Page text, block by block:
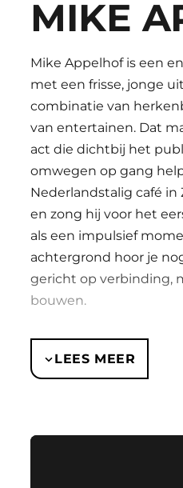
MIKE
Mike Appelhof is een
met een frisse, jonge
combinatie van
van entertainen. Dat
act die dichtbij het
omwegen op gang
Nederlandstalig café
en zong hij voor het
als een impulsief
achtergrond hoor je
gericht op verbinding,
bouwen.
EIGEN
laat hij horen dat hij
maar ook inzet op
set niet als alleen een
LEES MEER